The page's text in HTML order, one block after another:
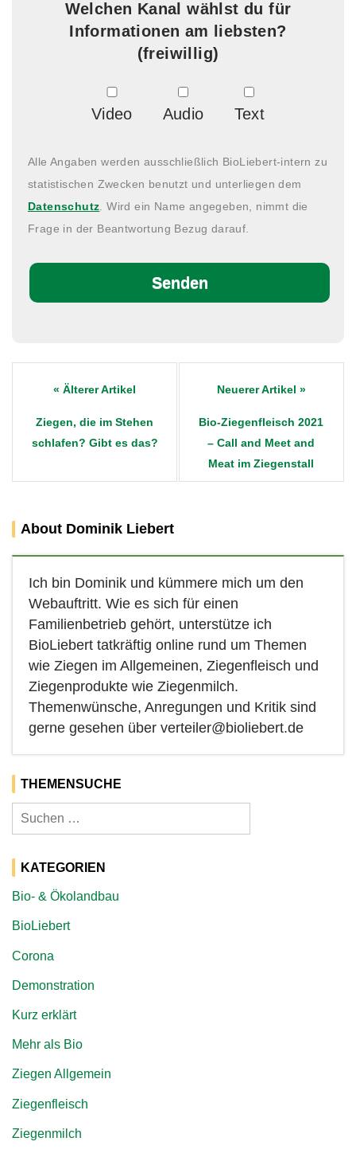
Welchen Kanal wählst du für
Informationen am liebsten?
(freiwillig)
Video Audio Text
Alle Angaben werden ausschließlich BioLiebert-intern zu
statistischen Zwecken benutzt und unterliegen dem
Datenschutz. Wird ein Name angegeben, nimmt die
Frage in der Beantwortung Bezug darauf.
Post
navigation
Ziegen, die im Stehen
schlafen? Gibt es das?
Bio-Ziegenfleisch 2021
– Call and Meet and
Meat im Ziegenstall
About Dominik Liebert
Ich bin Dominik und kümmere mich um den
Webauftritt. Wie es sich für einen
Familienbetrieb gehört, unterstütze ich
BioLiebert tatkräftig online rund um Themen
wie Ziegen im Allgemeinen, Ziegenfleisch und
Ziegenprodukte wie Ziegenmilch.
Themenwünsche, Anregungen und Kritik sind
gerne gesehen über verteiler@bioliebert.de
THEMENSUCHE
Suchen
nach:
KATEGORIEN
Bio- & Ökolandbau
BioLiebert
Corona
Demonstration
Kurz erklärt
Mehr als Bio
Ziegen Allgemein
Ziegenfleisch
Ziegenmilch